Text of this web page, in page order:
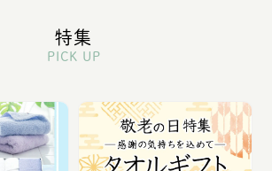
特集
PICK UP